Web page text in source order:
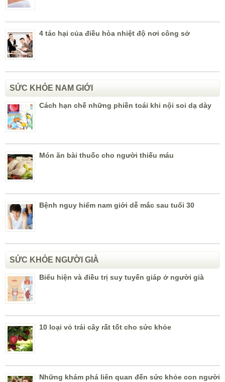
4 tác hại của điều hòa nhiệt độ nơi công sở
SỨC KHỎE NAM GIỚI
Cách hạn chế những phiền toái khi nội soi dạ dày
Món ăn bài thuốc cho người thiếu máu
Bệnh nguy hiểm nam giới dễ mắc sau tuổi 30
SỨC KHỎE NGƯỜI GIÀ
Biểu hiện và điều trị suy tuyến giáp ở người già
10 loại vỏ trái cây rất tốt cho sức khỏe
Những khám phá liên quan đến sức khỏe con người